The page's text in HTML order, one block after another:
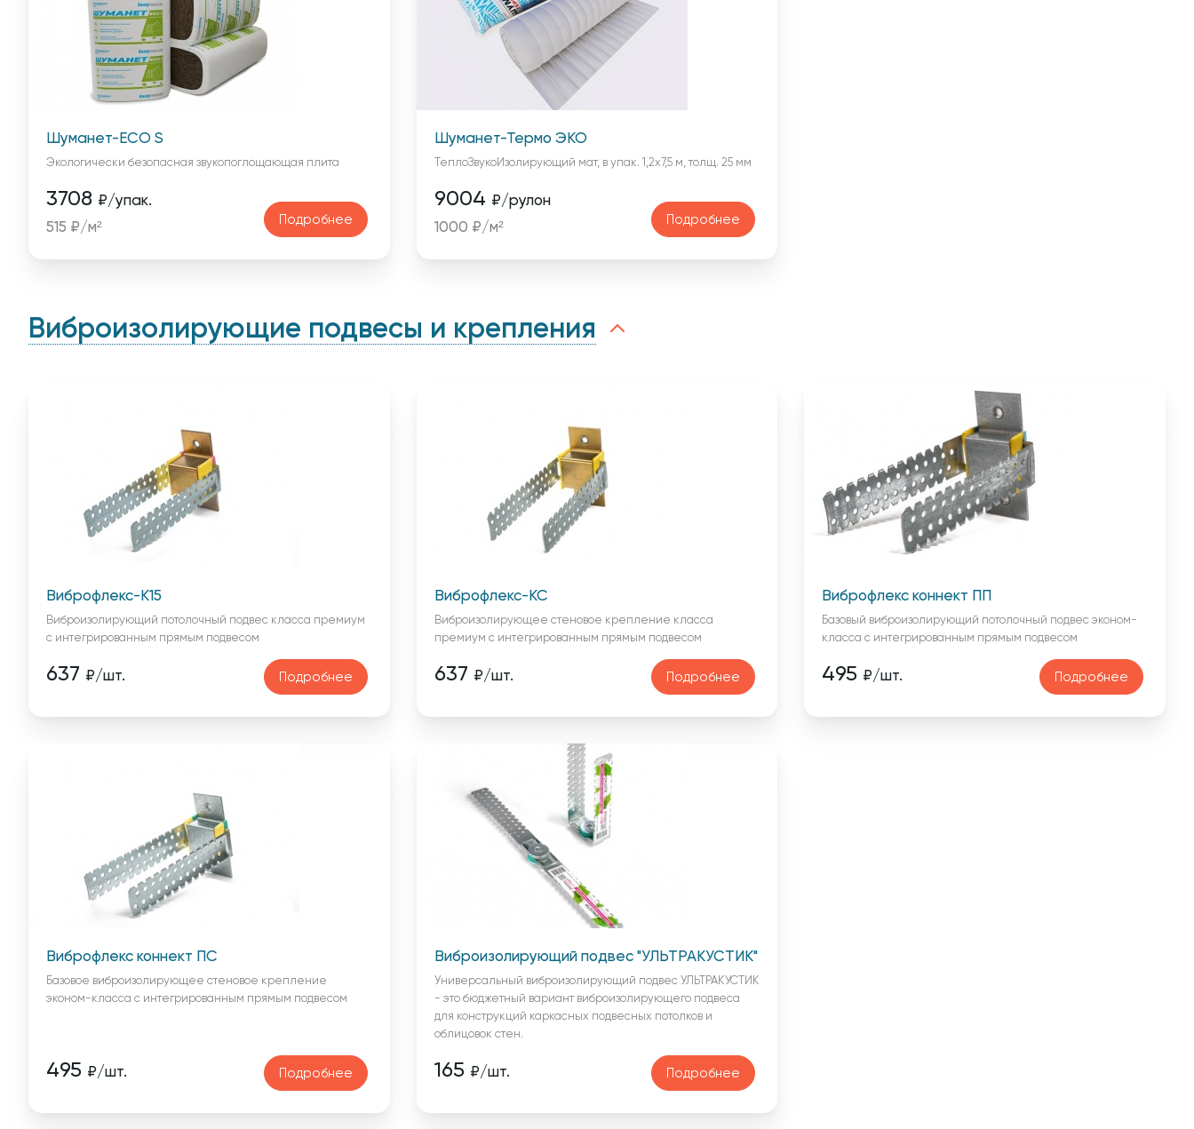
Шуманет-ECO S
Экологически безопасная звукопоглощающая плита
3708 ₽/упак.
515 ₽/м²
Подробнее
Шуманет-Термо ЭКО
ТеплоЗвукоИзолирующий мат, в упак. 1,2х7,5 м, толщ. 25 мм
9004 ₽/рулон
1000 ₽/м²
Подробнее
Виброизолирующие подвесы и крепления
Виброфлекс-К15
Виброизолирующий потолочный подвес класса премиум
с интегрированным прямым подвесом
637 ₽/шт. Подробнее
Виброфлекс-КС
Виброизолирующее стеновое крепление класса
премиум с интегрированным прямым подвесом
637 ₽/шт. Подробнее
Виброфлекс коннект ПП
Базовый виброизолирующий потолочный подвес эконом-
класса с интегрированным прямым подвесом
495 ₽/шт. Подробнее
Виброфлекс коннект ПС
Базовое виброизолирующее стеновое крепление
эконом-класса с интегрированным прямым подвесом
495 ₽/шт. Подробнее
Виброизолирующий подвес "УЛЬТРАКУСТИК"
Универсальный виброизолирующий подвес УЛЬТРАКУСТИК
- это бюджетный вариант виброизолирующего подвеса
для конструкций каркасных подвесных потолков и
облицовок стен.
165 ₽/шт. Подробнее